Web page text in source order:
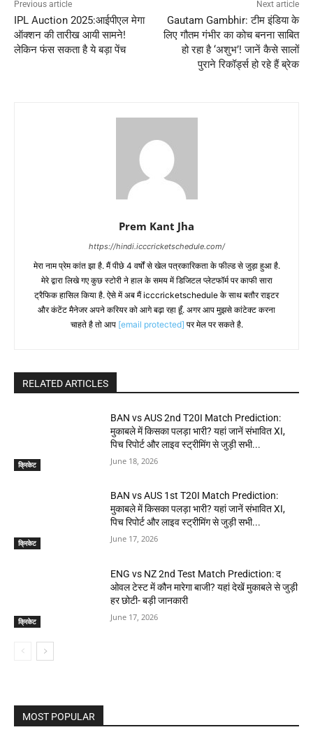
Previous article
IPL Auction 2025:आईपीएल मेगा
ऑक्शन की तारीख आयी सामने!
लेकिन फंस सकता है ये बड़ा पेंच
Next article
Gautam Gambhir: टीम इंडिया के
लिए गौतम गंभीर का कोच बनना साबित
हो रहा है ‘अशुभ’! जानें कैसे सालों
पुराने रिकॉर्ड्स हो रहे हैं ब्रेक
Prem Kant Jha
https://hindi.icccricketschedule.com/
मेरा नाम प्रेम कांत झा है. मैं पीछे 4 वर्षों से खेल पत्रकारिकता के फील्ड से जुड़ा हुआ है.
मेरे द्वारा लिखे गए कुछ स्टोरी ने हाल के समय में डिजिटल प्लेटफॉर्म पर काफी सारा
ट्रैफिक हासिल किया है. ऐसे में अब मैं icccricketschedule के साथ बतौर राइटर
और कंटेंट मैनेजर अपने करियर को आगे बढ़ा रहा हूँ. अगर आप मुझसे कांटेक्ट करना
चाहते है तो आप [email protected] पर मेल पर सकते है.
RELATED ARTICLES
क्रिकेट
BAN vs AUS 2nd T20I Match Prediction:
मुकाबले में किसका पलड़ा भारी? यहां जानें संभावित XI,
पिच रिपोर्ट और लाइव स्ट्रीमिंग से जुड़ी सभी...
June 18, 2026
क्रिकेट
BAN vs AUS 1st T20I Match Prediction:
मुकाबले में किसका पलड़ा भारी? यहां जानें संभावित XI,
पिच रिपोर्ट और लाइव स्ट्रीमिंग से जुड़ी सभी...
June 17, 2026
क्रिकेट
ENG vs NZ 2nd Test Match Prediction: द
ओवल टेस्ट में कौन मारेगा बाजी? यहां देखें मुकाबले से जुड़ी
हर छोटी- बड़ी जानकारी
June 17, 2026
MOST POPULAR